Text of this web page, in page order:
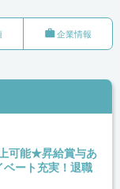
企業情報
可能★昇給賞与あ
ベート充実！退職